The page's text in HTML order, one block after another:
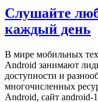
Слушайте
каждый день
В мире мобильных
Android занимают
доступности и
многочисленных
Android, сайт android-